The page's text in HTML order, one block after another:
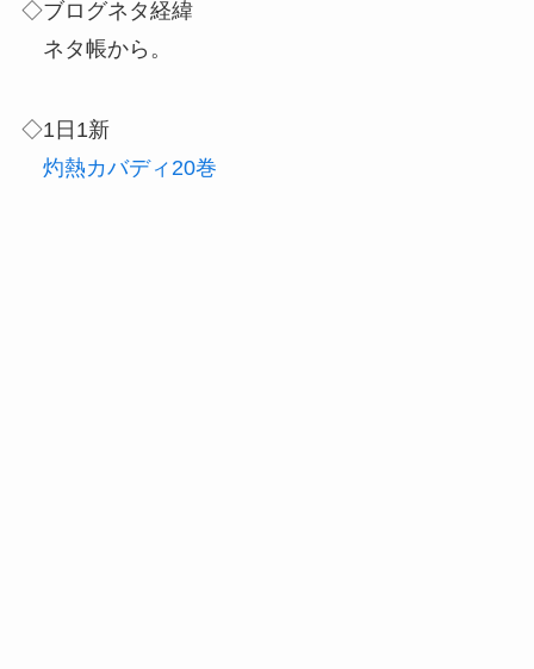
◇ブログネタ経緯
ネタ帳から。
◇1日1新
灼熱カバディ20巻